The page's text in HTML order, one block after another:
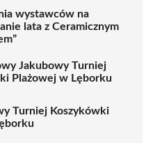
wystawców na
lata z Ceramicznym
Jakubowy Turniej
Plażowej w Lęborku
Turniej Koszykówki